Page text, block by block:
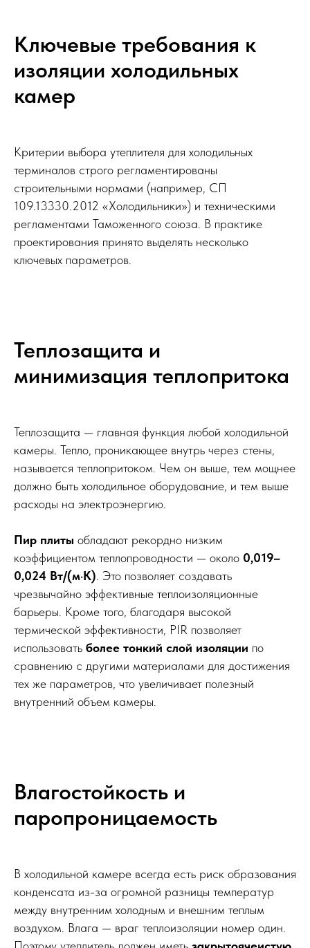
Ключевые требования к
изоляции холодильных
камер
Критерии выбора утеплителя для холодильных
терминалов строго регламентированы
строительными нормами (например, СП
109.13330.2012 «Холодильники») и техническими
регламентами Таможенного союза. В практике
проектирования принято выделять несколько
ключевых параметров.
Теплозащита и
минимизация теплопритока
Теплозащита — главная функция любой холодильной
камеры. Тепло, проникающее внутрь через стены,
называется теплопритоком. Чем он выше, тем мощнее
должно быть холодильное оборудование, и тем выше
расходы на электроэнергию.
Пир плиты обладают рекордно низким
коэффициентом теплопроводности — около 0,019–
0,024 Вт/(м·К) . Это позволяет создавать
чрезвычайно эффективные теплоизоляционные
барьеры. Кроме того, благодаря высокой
термической эффективности, PIR позволяет
использовать более тонкий слой изоляции по
сравнению с другими материалами для достижения
тех же параметров, что увеличивает полезный
внутренний объем камеры.
Влагостойкость и
паропроницаемость
В холодильной камере всегда есть риск образования
конденсата из-за огромной разницы температур
между внутренним холодным и внешним теплым
воздухом. Влага — враг теплоизоляции номер один.